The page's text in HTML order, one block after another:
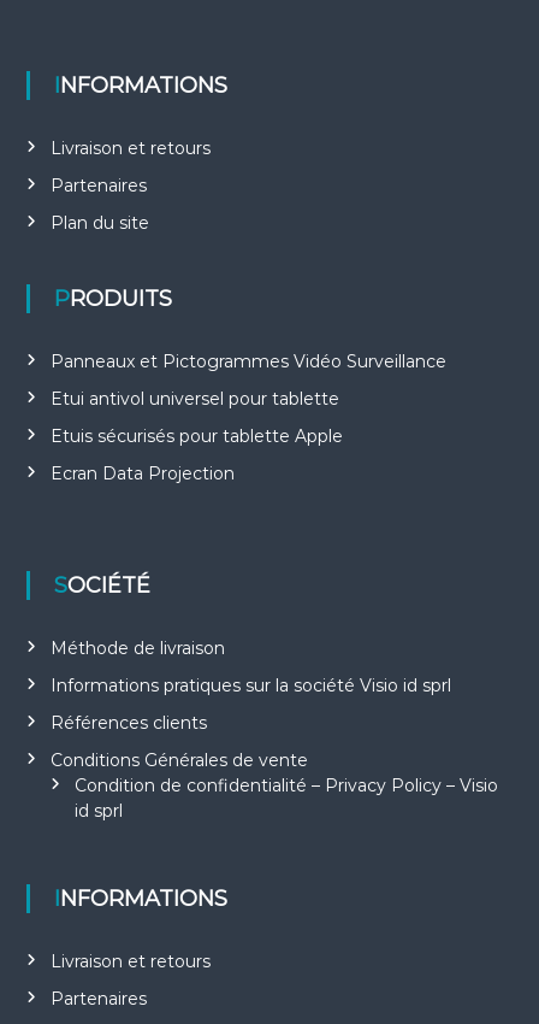
INFORMATIONS
Livraison et retours
Partenaires
Plan du site
PRODUITS
Panneaux et Pictogrammes Vidéo Surveillance
Etui antivol universel pour tablette
Etuis sécurisés pour tablette Apple
Ecran Data Projection
SOCIÉTÉ
Méthode de livraison
Informations pratiques sur la société Visio id sprl
Références clients
Conditions Générales de vente
Condition de confidentialité – Privacy Policy – Visio
id sprl
INFORMATIONS
Livraison et retours
Partenaires